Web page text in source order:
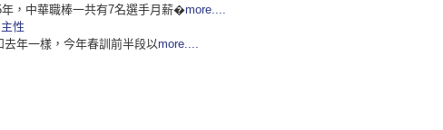
，中華職棒一共有7名選手月薪�more....
性
年一樣，今年春訓前半段以more....